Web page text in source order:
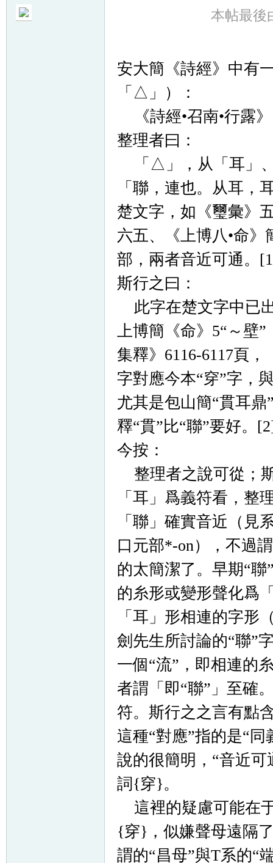
本帖最後
安大簡《詩經》中有
「△」）：
《詩經•召南•行露
整理者曰：
「△」，从「耳」、
「聯，連也。从耳，
楚文字，如《璽彙》
六五、《上博八•命
部，兩者音近可通。
斯行之曰：
此字在楚文字中已
上博簡《命》5“～壁
集釋》6116-6117頁
字對應今本“穿”字，
尤其是包山簡“貫耳
釋“貫”比“聯”要好。
今按：
整理者之說可從；
「耳」爲義符看，整
「聯」 確實音近 （見
口元部*-on），不過
的太簡潔了。早期“
的糸形或變形聲化爲
「耳」形相連的字形
劍先生所討論的“聯”
一個“流”，即相連的
者謂「 即“聯” 」至確
符。斯行之之言有點
這種“對應”指的是“
說的很簡明，“音近
詞{穿}。
這裡的疑慮可能在
{穿}，似嫌聲母遠隔
謂的“昌母”與T系的“